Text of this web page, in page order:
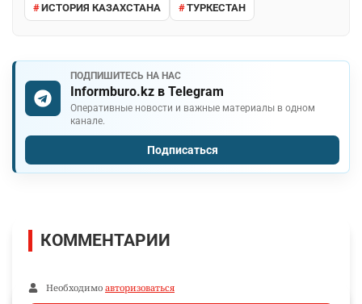
ИСТОРИЯ КАЗАХСТАНА ТУРКЕСТАН
ПОДПИШИТЕСЬ НА НАС
Informburo.kz в Telegram
Оперативные новости и важные материалы в одном
канале.
Подписаться
КОММЕНТАРИИ
Необходимо авторизоваться